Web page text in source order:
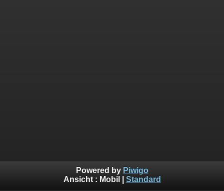
Powered by Piwigo
Ansicht : Mobil Standard